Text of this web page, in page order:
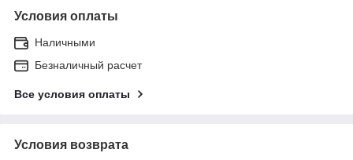
Условия оплаты
Наличными
Безналичный расчет
Все условия оплаты
Условия возврата